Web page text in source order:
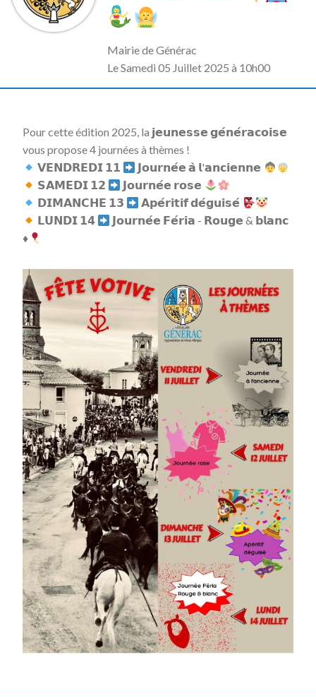
Mairie de Générac
Le Samedi 05 Juillet 2025 à 10h00
Pour cette édition 2025, la 𝗷𝗲𝘂𝗻𝗲𝘀𝘀𝗲 𝗴𝗲́𝗻𝗲́𝗿𝗮𝗰𝗼𝗶𝘀𝗲
vous propose 4 journées à thèmes !
𝗩𝗘𝗡𝗗𝗥𝗘𝗗𝗜 𝟭𝟭
𝗝𝗼𝘂𝗿𝗻𝗲́𝗲 𝗮̀ 𝗹'𝗮𝗻𝗰𝗶𝗲𝗻𝗻𝗲
𝗦𝗔𝗠𝗘𝗗𝗜 𝟭𝟮
𝗝𝗼𝘂𝗿𝗻𝗲́𝗲 𝗿𝗼𝘀𝗲
𝗗𝗜𝗠𝗔𝗡𝗖𝗛𝗘 𝟭𝟯
𝗔𝗽𝗲́𝗿𝗶𝘁𝗶𝗳 𝗱𝗲́𝗴𝘂𝗶𝘀𝗲́
𝗟𝗨𝗡𝗗𝗜 𝟭𝟰
𝗝𝗼𝘂𝗿𝗻𝗲́𝗲 𝗙𝗲́𝗿𝗶𝗮 - 𝗥𝗼𝘂𝗴𝗲 & 𝗯𝗹𝗮𝗻𝗰
♦️